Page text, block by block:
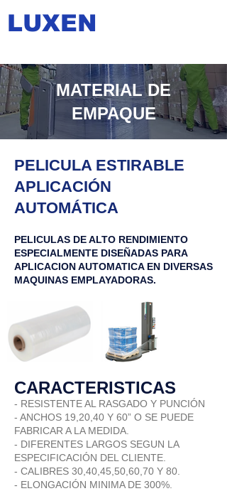
LUXEN
MATERIAL DE
EMPAQUE
PELICULA ESTIRABLE
APLICACIÓN
AUTOMÁTICA
PELICULAS DE ALTO RENDIMIENTO
ESPECIALMENTE DISEÑADAS PARA
APLICACION AUTOMATICA EN DIVERSAS
MAQUINAS EMPLAYADORAS.
CARACTERISTICAS
- RESISTENTE AL RASGADO Y PUNCIÓN
- ANCHOS 19,20,40 Y 60” O SE PUEDE
FABRICAR A LA MEDIDA.
- DIFERENTES LARGOS SEGUN LA
ESPECIFICACIÓN DEL CLIENTE.
- CALIBRES 30,40,45,50,60,70 Y 80.
- ELONGACIÓN MINIMA DE 300%.